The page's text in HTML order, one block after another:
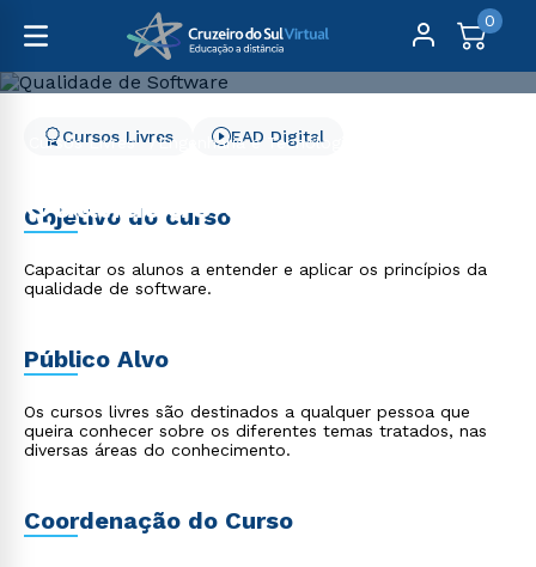
0
Cursos Livres
Engenharia e Tecnologia
Qualidade de Software
Cursos Livres EAD Digital
Objetivo do curso
Capacitar os alunos a entender e aplicar os princípios da
qualidade de software.
Público Alvo
Os cursos livres são destinados a qualquer pessoa que
queira conhecer sobre os diferentes temas tratados, nas
diversas áreas do conhecimento.
Coordenação do Curso